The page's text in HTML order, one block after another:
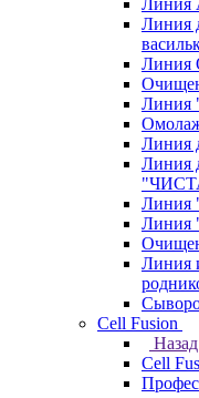
Линия
Линия
Линия
Линия
Линия
Линия
Линия
Линия
Линия
Cell Fusion
Назад
Cell